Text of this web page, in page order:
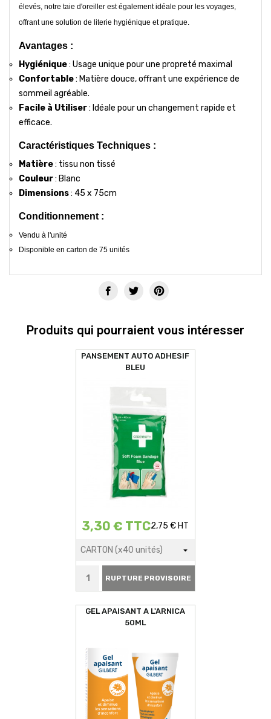
élevés, notre taie d'oreiller est également idéale pour les voyages,
offrant une solution de literie hygiénique et pratique.
Avantages :
Hygiénique: Usage unique pour une propreté maximal
Confortable: Matière douce, offrant une expérience de
sommeil agréable.
Facile à Utiliser: Idéale pour un changement rapide et
efficace.
Caractéristiques Techniques :
Matière: tissu non tissé
Couleur: Blanc
Dimensions: 45 x 75cm
Conditionnement :
Vendu à l'unité
Disponible en carton de 75 unités
Produits qui pourraient vous intéresser
PANSEMENT AUTO ADHESIF
BLEU
3,30 € TTC2,75 € HT
RUPTURE PROVISOIRE
GEL APAISANT A L'ARNICA
50ML